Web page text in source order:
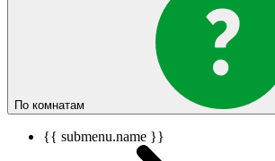
По комнатам
{{ submenu.name }}